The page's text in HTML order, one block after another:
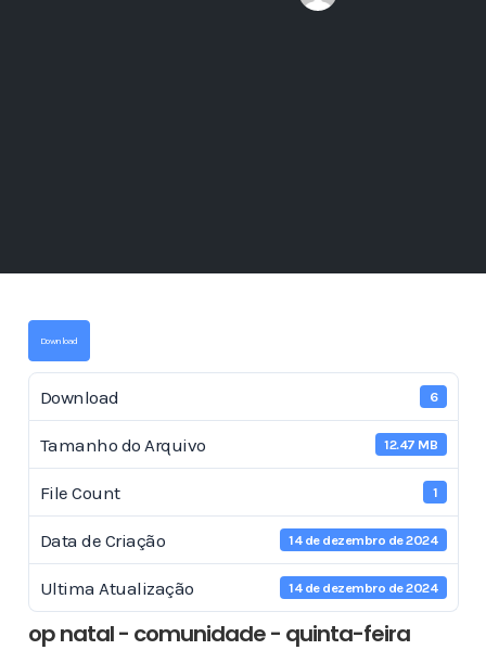
Download
Download 6
Tamanho do Arquivo 12.47 MB
File Count 1
Data de Criação 14 de dezembro de 2024
Ultima Atualização 14 de dezembro de 2024
op natal - comunidade - quinta-feira